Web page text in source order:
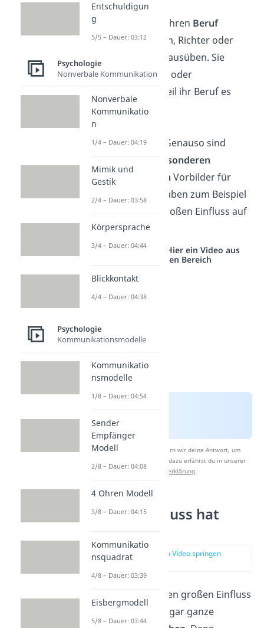
Position: Durch ihren Beruf
können Polizisten, Richter oder
Lehrer Autorität ausüben. Sie
verteilen Befehle oder
Anweisungen, weil ihr Beruf es
ihnen erlaubt.
Persönlichkeit:
Genauso sind
besonderen
Persönlichkeiten Vorbilder für
viele. Dadurch haben zum Beispiel
Sportler einen großen Einfluss auf
Jugendliche.
Studyflix vernetzt: Hier ein Video aus
einem anderen Bereich
Nach Beantwortung speichern wir deine Antwort, um
Studyflix zu verbessern. Mehr dazu erfährst du in unserer
Datenschutzerklärung.
Welchen Einfluss hat
zur Stelle im Video springen
(01:51)
Die Autorität hat einen großen Einfluss
Einzelne
oder sogar ganze
Entschuldigun
g
5/5 – Dauer: 03:12
Psychologie
Nonverbale Kommunikation
Nonverbale
Kommunikatio
n
1/4 – Dauer: 04:19
Mimik und
Gestik
2/4 – Dauer: 03:58
Körpersprache
3/4 – Dauer: 04:44
Blickkontakt
4/4 – Dauer: 04:38
Psychologie
Kommunikationsmodelle
Kommunikatio
nsmodelle
1/8 – Dauer: 04:54
Sender
Empfänger
Modell
2/8 – Dauer: 04:08
4 Ohren Modell
3/8 – Dauer: 04:15
Kommunikatio
nsquadrat
4/8 – Dauer: 03:39
Eisbergmodell
5/8 – Dauer: 03:44